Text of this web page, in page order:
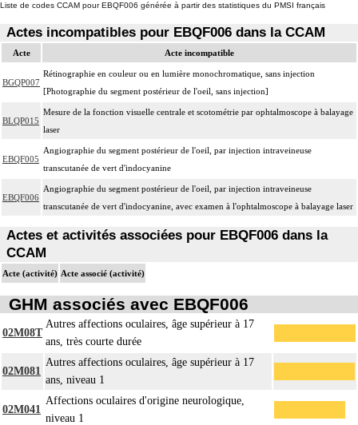
Liste de codes CCAM pour EBQF006 générée à partir des statistiques du PMSI français
Actes incompatibles pour EBQF006 dans la CCAM
Acte Acte incompatible
BGQP007
Rétinographie en couleur ou en lumière monochromatique, sans injection
[Photographie du segment postérieur de l'oeil, sans injection]
BLQP015
Mesure de la fonction visuelle centrale et scotométrie par ophtalmoscope à balayage
laser
EBQF005
Angiographie du segment postérieur de l'oeil, par injection intraveineuse
transcutanée de vert d'indocyanine
EBQF006
Angiographie du segment postérieur de l'oeil, par injection intraveineuse
transcutanée de vert d'indocyanine, avec examen à l'ophtalmoscope à balayage laser
Actes et activités associées pour EBQF006 dans la
CCAM
Acte (activité) Acte associé (activité)
GHM associés avec EBQF006
02M08T
Autres affections oculaires, âge supérieur à 17
ans, très courte durée
02M081
Autres affections oculaires, âge supérieur à 17
ans, niveau 1
02M041
Affections oculaires d'origine neurologique,
niveau 1